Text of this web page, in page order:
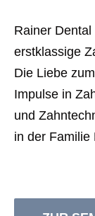
Rainer
erstklassige
Die Liebe
Impulse in
und
in der Familie